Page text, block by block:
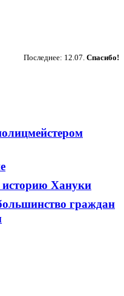
Последнее: 12.07. Спасибо!
историю Хануки
граждан